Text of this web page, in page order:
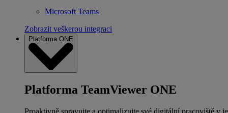
Microsoft Teams
Zobrazit veškerou integraci
Platforma ONE
Platforma TeamViewer ONE
Proaktivně spravujte a optimalizujte své digitální pracoviště v